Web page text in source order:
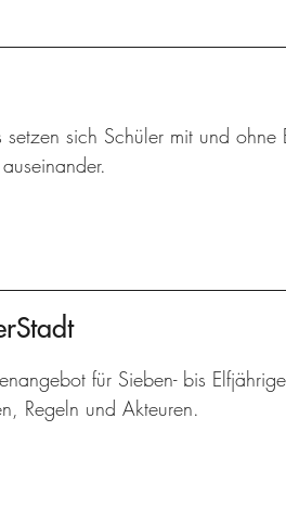
setzen sich Schüler mit und
für Sieben- bis
Regeln und Akteuren.